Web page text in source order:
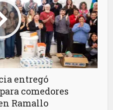
entregó
comedores
Ramallo